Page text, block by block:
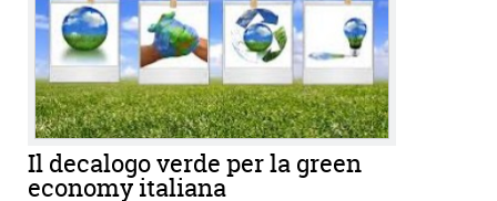
Il decalogo verde per la green
economy italiana